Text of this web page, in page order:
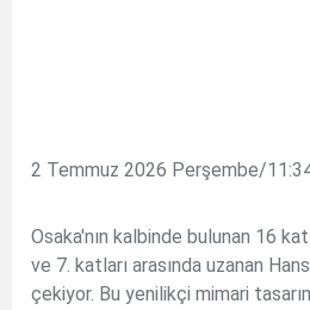
2 Temmuz 2026 Perşembe/
Osaka'nın kalbinde bulunan 16
ve 7. katları arasında uzanan
çekiyor. Bu yenilikçi mimari